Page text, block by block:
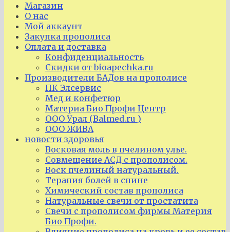
Магазин
О нас
Мой аккаунт
Закупка прополиса
Оплата и доставка
Конфиденциальность
Скидки от bioapechka.ru
Производители БАДов на прополисе
ПК Элсервис
Мед и конфетюр
Материа Био Профи Центр
ООО Урал (Balmed.ru )
ООО ЖИВА
новости здоровья
Восковая моль в пчелином улье.
Совмещение АСД с прополисом.
Воск пчелиный натуральный.
Терапия болей в спине
Химический состав прополиса
Натуральные свечи от простатита
Свечи с прополисом фирмы Материя
Био Профи.